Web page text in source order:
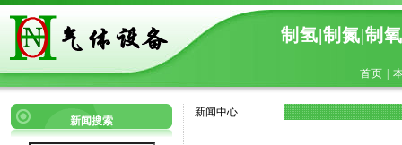
制氢|制氮|制
首页
新闻搜索
新闻中心